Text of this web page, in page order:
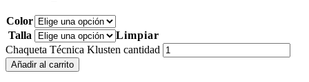
Color
Talla
Limpiar
Chaqueta Técnica Klusten cantidad
Añadir al carrito